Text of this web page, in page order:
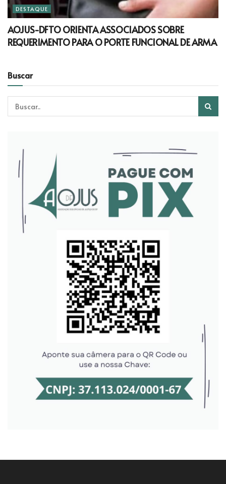
DESTAQUE
AOJUS-DFTO ORIENTA ASSOCIADOS SOBRE
REQUERIMENTO PARA O PORTE FUNCIONAL DE ARMA
Buscar